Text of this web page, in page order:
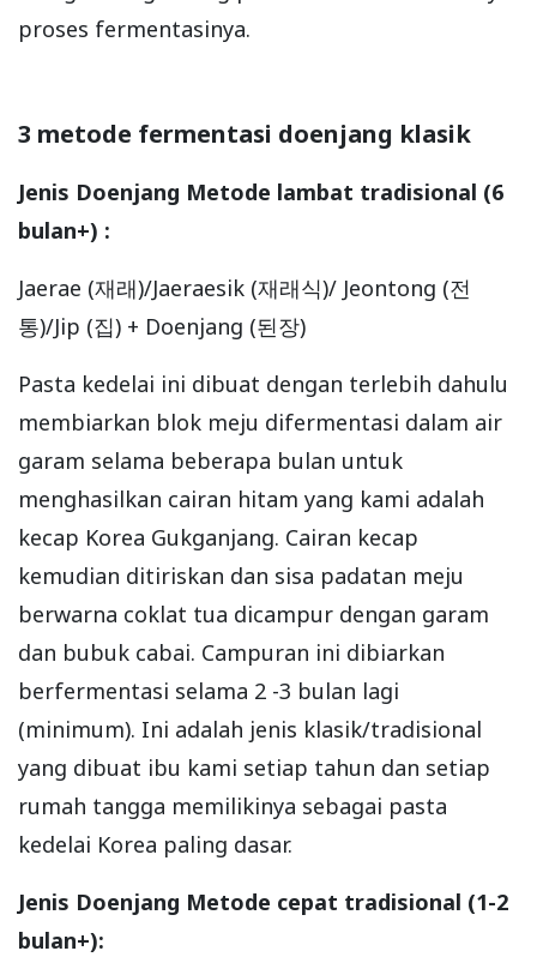
proses fermentasinya.
3 metode fermentasi doenjang klasik
Jenis Doenjang Metode lambat tradisional (6
bulan+) :
Jaerae (재래)/Jaeraesik (재래식)/ Jeontong (전
통)/Jip (집) + Doenjang (된장)
Pasta kedelai ini dibuat dengan terlebih dahulu
membiarkan blok meju difermentasi dalam air
garam selama beberapa bulan untuk
menghasilkan cairan hitam yang kami adalah
kecap Korea Gukganjang. Cairan kecap
kemudian ditiriskan dan sisa padatan meju
berwarna coklat tua dicampur dengan garam
dan bubuk cabai. Campuran ini dibiarkan
berfermentasi selama 2 -3 bulan lagi
(minimum). Ini adalah jenis klasik/tradisional
yang dibuat ibu kami setiap tahun dan setiap
rumah tangga memilikinya sebagai pasta
kedelai Korea paling dasar.
Jenis Doenjang Metode cepat tradisional (1-2
bulan+):